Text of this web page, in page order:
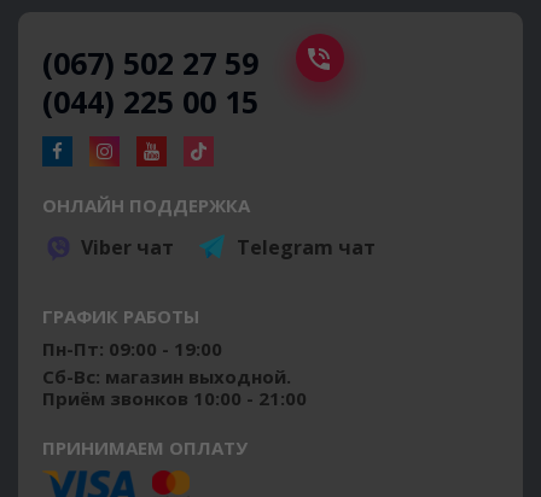
(067) 502 27 59
(044) 225 00 15
ОНЛАЙН ПОДДЕРЖКА
Viber чат Telegram чат
ГРАФИК РАБОТЫ
Пн-Пт: 09:00 - 19:00
Сб-Вс: магазин выходной.
Приём звонков 10:00 - 21:00
ПРИНИМАЕМ ОПЛАТУ